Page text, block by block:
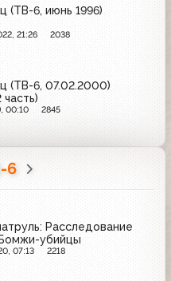
(ТВ-6, июнь 1996)
21:26 2038
(ТВ-6, 07.02.2000)
00:10 2845
6
Расследование
убийцы
07:13 2218